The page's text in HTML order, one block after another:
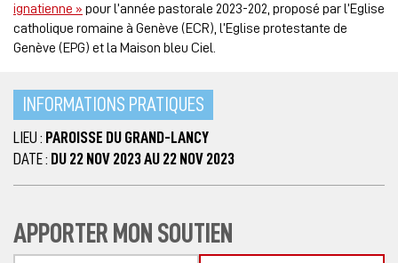
ignatienne » pour l’année pastorale 2023-202, proposé par l’Eglise
catholique romaine à Genève (ECR), l’Eglise protestante de
Genève (EPG) et la Maison bleu Ciel.
INFORMATIONS PRATIQUES
LIEU : PAROISSE DU GRAND-LANCY
DATE : DU 22 NOV 2023 AU 22 NOV 2023
APPORTER MON SOUTIEN